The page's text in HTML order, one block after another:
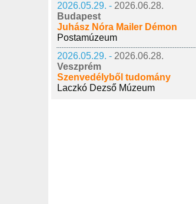
2026.05.29. - 2026.06.28.
Budapest
Juhász Nóra Mailer Démon
Postamúzeum
2026.05.29. - 2026.06.28.
Veszprém
Szenvedélyből tudomány
Laczkó Dezső Múzeum